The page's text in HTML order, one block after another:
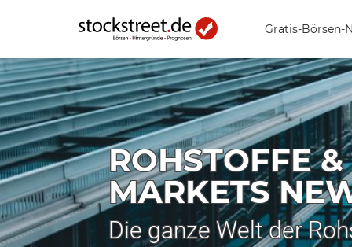
Gratis-Börsen-
ROHSTOFFE
MARKETS
Die ganze Welt der